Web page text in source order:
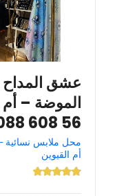
عشق
56 608 7088
محل ملابس نسائية –
أم القيوين